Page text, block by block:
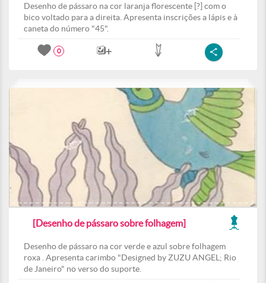
Desenho de pássaro na cor laranja florescente [?] com o
bico voltado para a direita. Apresenta inscrições a lápis e à
caneta do número "45".
0
[Desenho de pássaro sobre folhagem]
Desenho de pássaro na cor verde e azul sobre folhagem
roxa . Apresenta carimbo "Designed by ZUZU ANGEL; Rio
de Janeiro" no verso do suporte.